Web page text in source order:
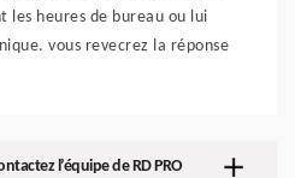
les heures de bureau ou lui
vous revecrez la réponse
l’équipe de RD PRO